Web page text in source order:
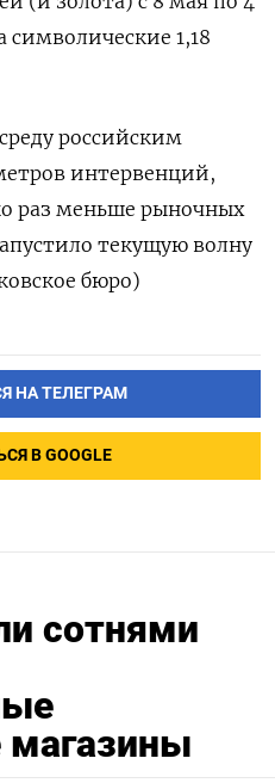
символические 1,18
российским
интервенций,
раз ‌меньше рыночных
текущую волну
бюро)
НА ТЕЛЕГРАМ
В GOOGLE
сотнями
магазины